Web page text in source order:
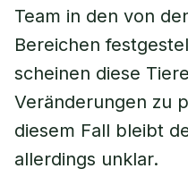
Team in den von
Bereichen
scheinen diese
Veränderungen zu
diesem Fall bleibt
allerdings unklar.